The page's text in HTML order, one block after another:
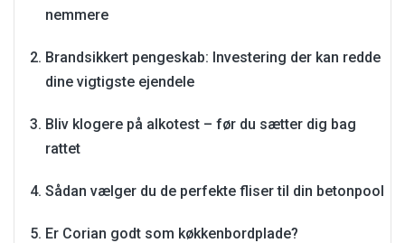
nemmere
Brandsikkert pengeskab: Investering der kan redde
dine vigtigste ejendele
Bliv klogere på alkotest – før du sætter dig bag
rattet
Sådan vælger du de perfekte fliser til din betonpool
Er Corian godt som køkkenbordplade?